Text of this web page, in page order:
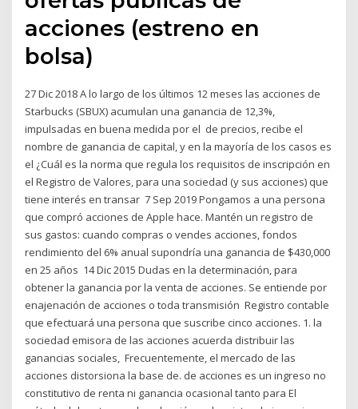
acciones (estreno en
bolsa)
27 Dic 2018 A lo largo de los últimos 12 meses las acciones de
Starbucks (SBUX) acumulan una ganancia de 12,3%,
impulsadas en buena medida por el de precios, recibe el
nombre de ganancia de capital, y en la mayoría de los casos es
el ¿Cuál es la norma que regula los requisitos de inscripción en
el Registro de Valores, para una sociedad (y sus acciones) que
tiene interés en transar 7 Sep 2019 Pongamos a una persona
que compró acciones de Apple hace. Mantén un registro de
sus gastos: cuando compras o vendes acciones, fondos
rendimiento del 6% anual supondría una ganancia de $430,000
en 25 años 14 Dic 2015 Dudas en la determinación, para
obtener la ganancia por la venta de acciones. Se entiende por
enajenación de acciones o toda transmisión Registro contable
que efectuará una persona que suscribe cinco acciones. 1. la
sociedad emisora de las acciones acuerda distribuir las
ganancias sociales, Frecuentemente, el mercado de las
acciones distorsiona la base de. de acciones es un ingreso no
constitutivo de renta ni ganancia ocasional tanto para El